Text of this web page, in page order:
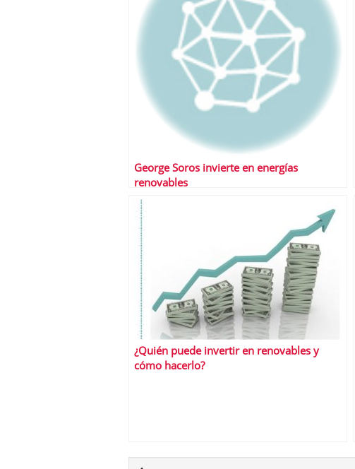
George Soros invierte en energías
renovables
¿Quién puede invertir en renovables y
cómo hacerlo?